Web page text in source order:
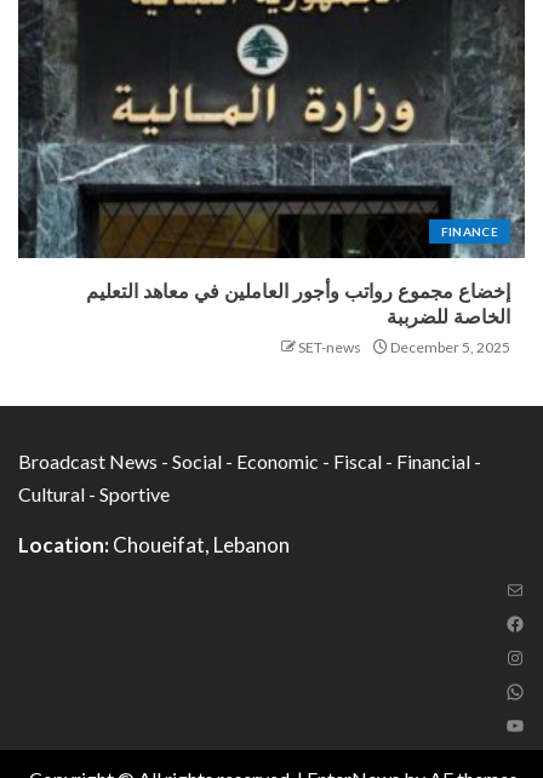
FINANCE
إخضاع مجموع رواتب وأجور العاملين في معاهد التعليم
الخاصة للضرببة
December 5, 2025
SET-news
Broadcast News - Social - Economic - Fiscal - Financial -
Cultural - Sportive
Location:Choueifat, Lebanon